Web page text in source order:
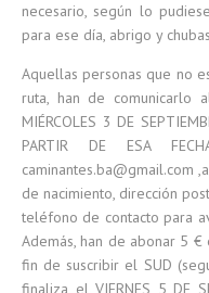
necesario, según lo
para ese día, abrigo y
Aquellas personas que no
ruta, han de comunicarlo
MIÉRCOLES 3 DE
PARTIR DE ESA
caminantes.ba@gmail.com
de nacimiento, dirección
teléfono de contacto para
Además, han de abonar 5
fin de suscribir el SUD
finaliza el VIERNES 5 DE